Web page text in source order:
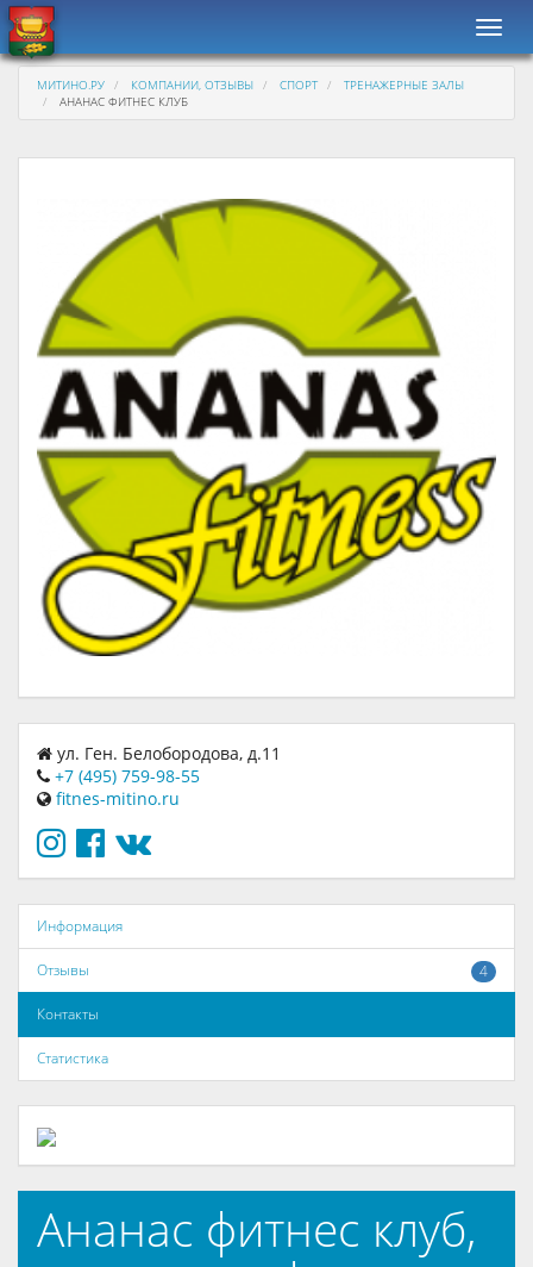
МИТИНО.РУ КОМПАНИИ, ОТЗЫВЫ СПОРТ
ТРЕНАЖЕРНЫЕ ЗАЛЫ
АНАНАС ФИТНЕС КЛУБ
ул. Ген. Белобородова, д.11
+7 (495) 759-98-55
fitnes-mitino.ru
Информация
4
Отзывы
Контакты
Статистика
Ананас фитнес клуб,